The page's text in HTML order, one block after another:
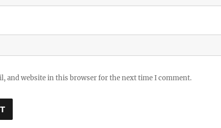
and website in this browser for the next time I comment.